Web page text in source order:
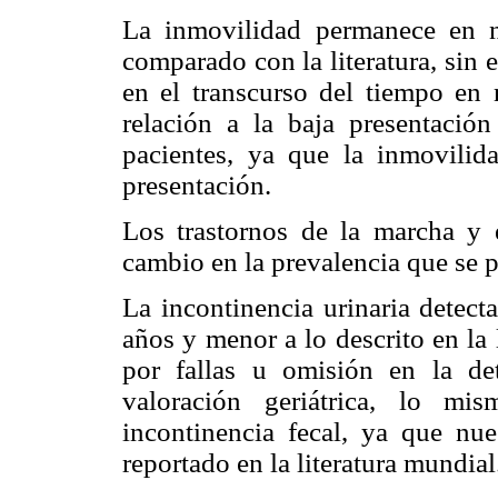
La inmovilidad permanece en
comparado con la literatura, sin
en el transcurso del tiempo en
relación a la baja
pacientes, ya que la
presentación.
Los trastornos de la marcha
cambio en la prevalencia que se
La incontinencia urinaria
años y menor a lo descrito en
por fallas u omisión en la
valoración geriátrica, lo
incontinencia fecal, ya que
reportado en la literatura